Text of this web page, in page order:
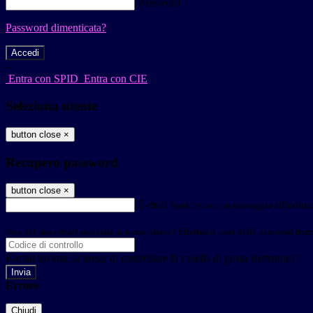
Password
Password dimenticata?
-
Entra con SPID Entra con CIE
Seleziona utente
button close ×
Recupero password
button close ×
E-mail Verrà inviato un messaggio
Non hai una e-mail associata al nome utente? Effettua il reset della password
E-mail inviata, si prega di controllare la casella di posta elettronica!
Errore
Chiudi